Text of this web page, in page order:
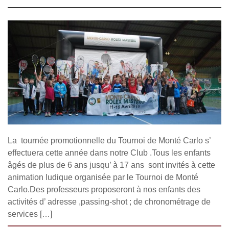
La tournée promotionnelle du Tournoi de Monté Carlo s’
effectuera cette année dans notre Club .Tous les enfants
âgés de plus de 6 ans jusqu’ à 17 ans sont invités à cette
animation ludique organisée par le Tournoi de Monté
Carlo.Des professeurs proposeront à nos enfants des
activités d’ adresse ,passing-shot ; de chronométrage de
services […]